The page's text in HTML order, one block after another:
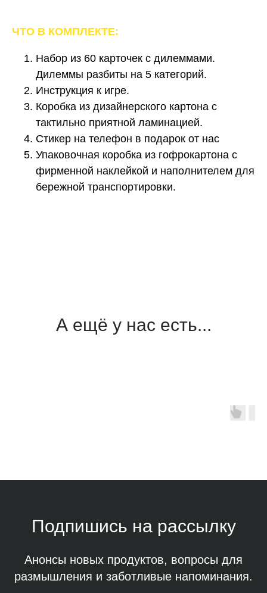
ЧТО В КОМПЛЕКТЕ:
Набор из 60 карточек с дилеммами.
Дилеммы разбиты на 5 категорий.
Инструкция к игре.
Коробка из дизайнерского картона с
тактильно приятной ламинацией.
Стикер на телефон в подарок от нас
Упаковочная коробка из гофрокартона с
фирменной наклейкой и наполнителем для
бережной транспортировки.
А ещё у нас есть...
Подпишись на рассылку
Анонсы новых продуктов, вопросы для
размышления и заботливые напоминания.